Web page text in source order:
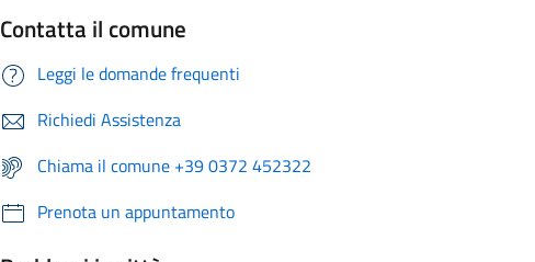
Contatta il comune
Leggi le domande frequenti
Richiedi Assistenza
Chiama il comune +39 0372 452322
Prenota un appuntamento